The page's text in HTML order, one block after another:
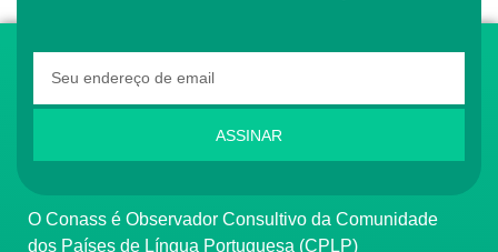
ASSINAR
O Conass é Observador Consultivo da Comunidade
dos Países de Língua Portuguesa (CPLP)